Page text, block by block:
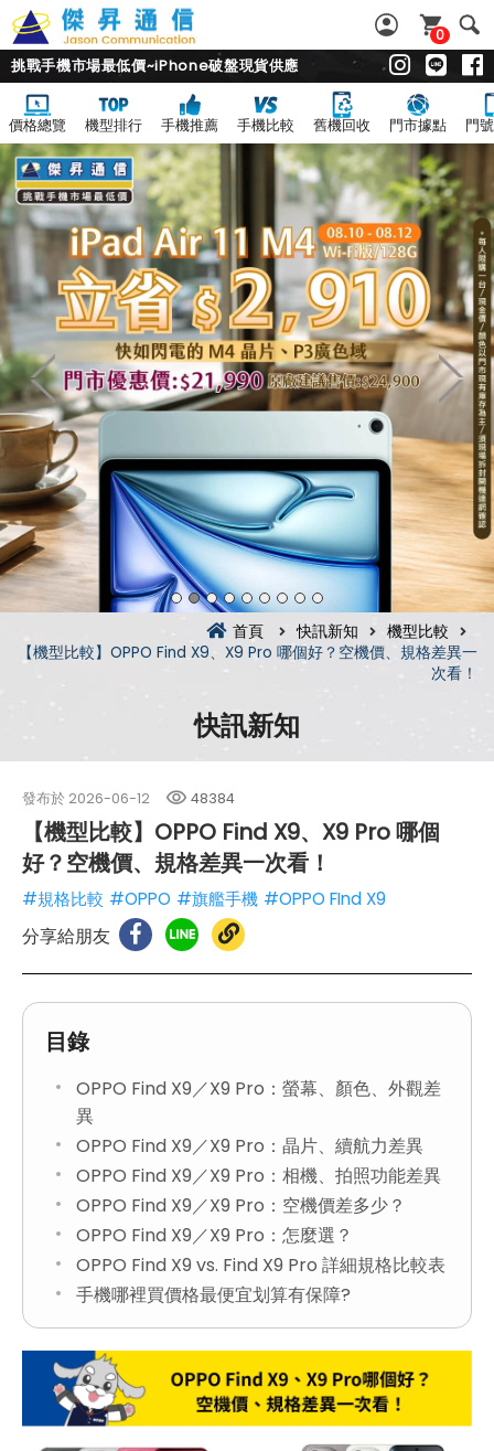
0
挑戰手機市場最低價~iPhone破盤現貨供應
價格總覽 機型排行 手機推薦 手機比較 舊機回收 門市據點 門
首頁 快訊新知
機型比較
【機型比較】OPPO Find X9、X9 Pro 哪個好？空機價、規格差異一
次看！
快訊新知
發布於 2026-06-12 48384
【機型比較】OPPO Find X9、X9 Pro 哪個
好？空機價、規格差異一次看！
#規格比較 #OPPO #旗艦手機 #OPPO FInd X9
分享給朋友
目錄
OPPO Find X9／X9 Pro：螢幕、顏色、外觀差
異
OPPO Find X9／X9 Pro：晶片、續航力差異
OPPO Find X9／X9 Pro：相機、拍照功能差異
OPPO Find X9／X9 Pro：空機價差多少？
OPPO Find X9／X9 Pro：怎麼選？
OPPO Find X9 vs. Find X9 Pro 詳細規格比較表
手機哪裡買價格最便宜划算有保障?